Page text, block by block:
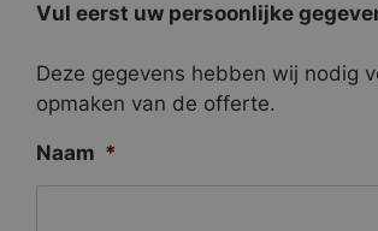
Vul eerst uw persoonlijke
Deze gegevens hebben wij nodig
opmaken van de offerte.
Naam *